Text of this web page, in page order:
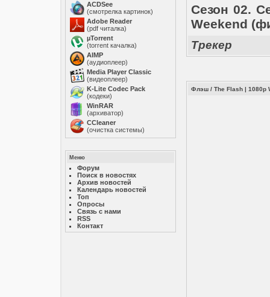
ACDSee
(смотрелка картинок)
Adobe Reader
(pdf читалка)
µTorrent
(torrent качалка)
AIMP
(аудиоплеер)
Media Player Classic
(видеоплеер)
K-Lite Codec Pack
(кодеки)
WinRAR
(архиватор)
ССleaner
(очистка системы)
Меню
Форум
Поиск в новостях
Архив новостей
Календарь новостей
Топ
Опросы
Связь с нами
RSS
Контакт
Сезон 02.
Weekend
Трекер
Флэш / The Flash | 1080p